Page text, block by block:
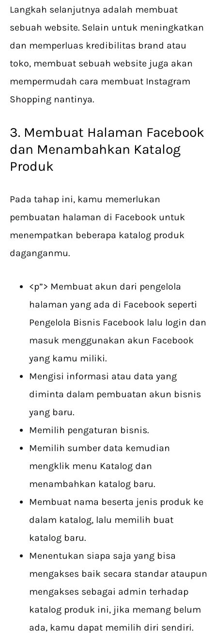
Langkah selanjutnya adalah membuat
sebuah website. Selain untuk meningkatkan
dan memperluas kredibilitas brand atau
toko, membuat sebuah website juga akan
mempermudah cara membuat Instagram
Shopping nantinya.
3. Membuat Halaman Facebook
dan Menambahkan Katalog
Produk
Pada tahap ini, kamu memerlukan
pembuatan halaman di Facebook untuk
menempatkan beberapa katalog produk
daganganmu.
<p”> Membuat akun dari pengelola
halaman yang ada di Facebook seperti
Pengelola Bisnis Facebook lalu login dan
masuk menggunakan akun Facebook
yang kamu miliki.
Mengisi informasi atau data yang
diminta dalam pembuatan akun bisnis
yang baru.
Memilih pengaturan bisnis.
Memilih sumber data kemudian
mengklik menu Katalog dan
menambahkan katalog baru.
Membuat nama beserta jenis produk ke
dalam katalog, lalu memilih buat
katalog baru.
Menentukan siapa saja yang bisa
mengakses baik secara standar ataupun
mengakses sebagai admin terhadap
katalog produk ini, jika memang belum
ada, kamu dapat memilih diri sendiri.